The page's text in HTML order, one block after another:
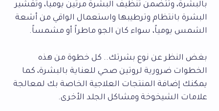
بالبشرة، وتتضمن تنظيف البشرة مرتين يومياً، وتقشير
البشرة بانتظام وترطيبها واستعمال الواقي من أشعة
الشمس يومياً، سواء كان الجو ماطراً أو مشمساً.
بغض النظر عن نوع بشرتك.. كل خطوة من هذه
الخطوات ضرورية لروتين صحي للعناية بالبشرة، كما
يمكنك إضافة المنتجات العلاجية الخاصة بك لمعالجة
علامات الشيخوخة ومشاكل الجلد الأخرى.